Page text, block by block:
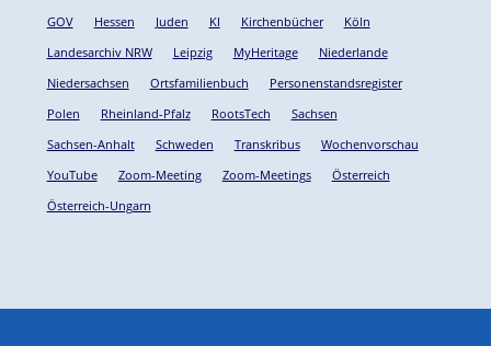
GOV
Hessen Juden KI Kirchenbücher
Köln
Landesarchiv NRW
Leipzig MyHeritage
Niederlande
Niedersachsen
Ortsfamilienbuch
Personenstandsregister
Polen
Rheinland-Pfalz RootsTech
Sachsen
Sachsen-Anhalt
Schweden Transkribus
Wochenvorschau
YouTube
Zoom-Meeting Zoom-Meetings
Österreich
Österreich-Ungarn